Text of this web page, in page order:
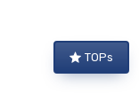
TOPs